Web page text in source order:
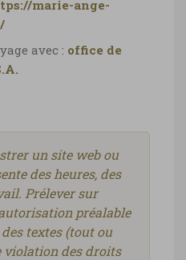
marie-ange-
avec : office de
un site web ou
des heures, des
Prélever sur
préalable
textes (tout ou
violation des droits